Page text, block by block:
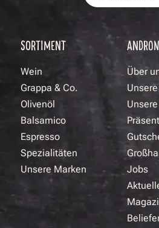
SORTIMENT
Wein
Grappa & Co.
Olivenöl
Balsamico
Espresso
Spezialitäten
Unsere Marken
Über
Jobs